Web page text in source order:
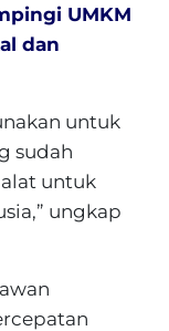
UMKM
dan
untuk
sudah
untuk
ungkap